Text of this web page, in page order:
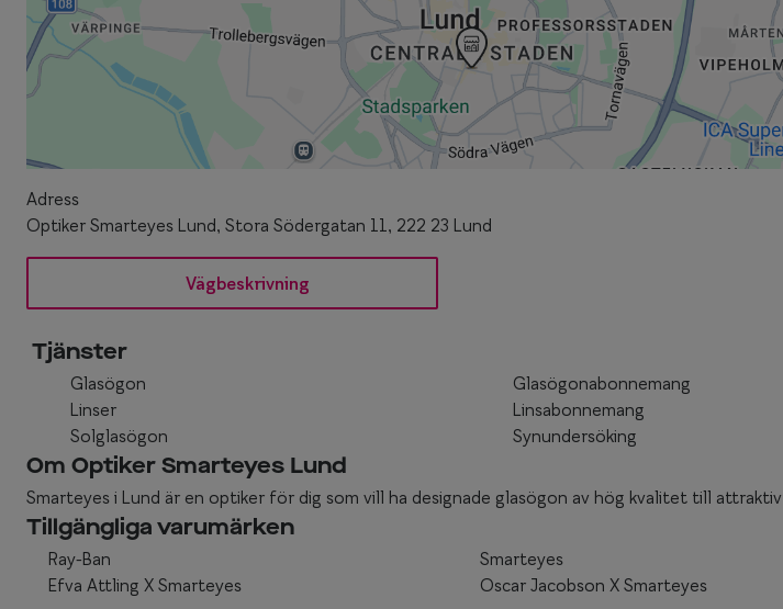
Adress
Optiker Smarteyes Lund, Stora Södergatan 11, 222 23 Lund
Vägbeskrivning
Tjänster
Glasögon
Glasögonabonnemang
Linser
Linsabonnemang
Solglasögon
Synundersöking
Om Optiker Smarteyes Lund
Smarteyes i Lund är en optiker för dig som vill ha designade glasögon av hög kvalitet till
Tillgängliga varumärken
Ray-Ban
Smarteyes
Efva Attling X Smarteyes
Oscar Jacobson X Smarteyes